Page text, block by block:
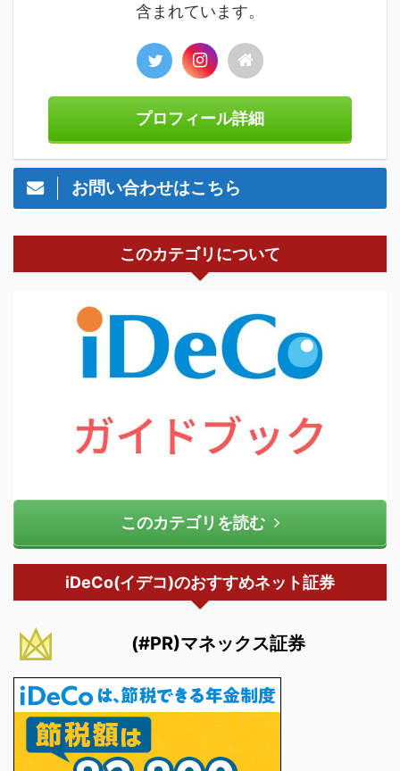
含まれています。
プロフィール詳細
お問い合わせはこちら
このカテゴリについて
このカテゴリを読む
iDeCo(イデコ)のおすすめネット証券
(#PR)マネックス証券